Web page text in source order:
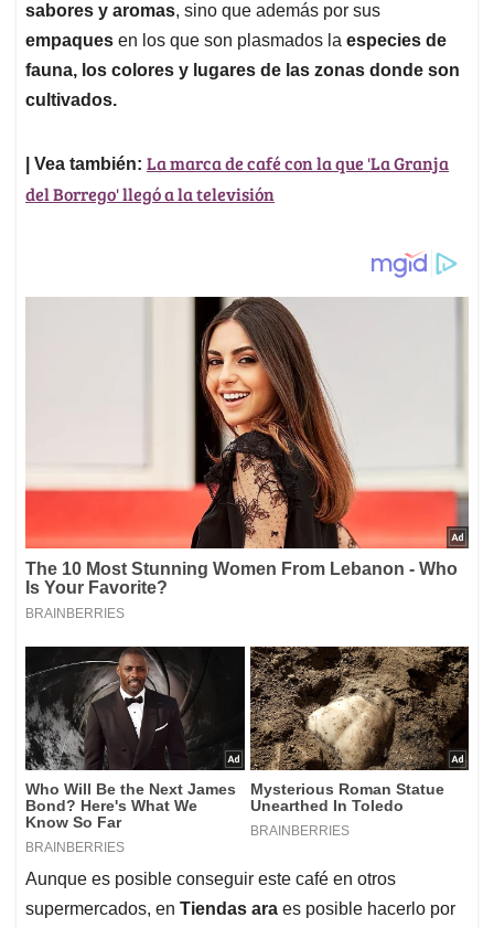
sabores y aromas, sino que además por sus
empaques en los que son plasmados la especies de
fauna, los colores y lugares de las zonas donde son
cultivados.
| Vea también: La marca de café con la que 'La Granja
del Borrego' llegó a la televisión
Aunque es posible conseguir este café en otros
supermercados, en Tiendas ara es posible hacerlo por